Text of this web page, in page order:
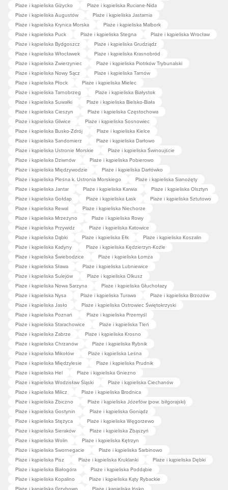
Plaże i kąpieliska Giżycko
Plaże i kąpieliska Ruciane-Nida
Plaże i kąpieliska Augustów
Plaże i kąpieliska Jastarnia
Plaże i kąpieliska Krynica Morska
Plaże i kąpieliska Malbork
Plaże i kąpieliska Puck
Plaże i kąpieliska Stegna
Plaże i kąpieliska Wrocław
Plaże i kąpieliska Bydgoszcz
Plaże i kąpieliska Grudziądz
Plaże i kąpieliska Włocławek
Plaże i kąpieliska Krasnobród
Plaże i kąpieliska Zwierzyniec
Plaże i kąpieliska Piotrków Trybunalski
Plaże i kąpieliska Nowy Sącz
Plaże i kąpieliska Tarnów
Plaże i kąpieliska Płock
Plaże i kąpieliska Mielec
Plaże i kąpieliska Tarnobrzeg
Plaże i kąpieliska Białystok
Plaże i kąpieliska Suwałki
Plaże i kąpieliska Bielsko-Biała
Plaże i kąpieliska Cieszyn
Plaże i kąpieliska Częstochowa
Plaże i kąpieliska Gliwice
Plaże i kąpieliska Sosnowiec
Plaże i kąpieliska Busko-Zdrój
Plaże i kąpieliska Kielce
Plaże i kąpieliska Sandomierz
Plaże i kąpieliska Darłowo
Plaże i kąpieliska Ustronie Morskie
Plaże i kąpieliska Świnoujście
Plaże i kąpieliska Dziwnów
Plaże i kąpieliska Pobierowo
Plaże i kąpieliska Międzywodzie
Plaże i kąpieliska Darłówko
Plaże i kąpieliska Pleśna k. Ustronia Morskiego
Plaże i kąpieliska Sianożęty
Plaże i kąpieliska Jantar
Plaże i kąpieliska Karwia
Plaże i kąpieliska Olsztyn
Plaże i kąpieliska Gołdap
Plaże i kąpieliska Łask
Plaże i kąpieliska Sztutowo
Plaże i kąpieliska Rewal
Plaże i kąpieliska Niechorze
Plaże i kąpieliska Mrzeżyno
Plaże i kąpieliska Rowy
Plaże i kąpieliska Przywidz
Plaże i kąpieliska Katowice
Plaże i kąpieliska Dąbki
Plaże i kąpieliska Ełk
Plaże i kąpieliska Koszalin
Plaże i kąpieliska Kadyny
Plaże i kąpieliska Kędzierzyn-Koźle
Plaże i kąpieliska Świebodzice
Plaże i kąpieliska Łomża
Plaże i kąpieliska Sława
Plaże i kąpieliska Lubniewice
Plaże i kąpieliska Sulejów
Plaże i kąpieliska Olkusz
Plaże i kąpieliska Nowa Sarzyna
Plaże i kąpieliska Głuchołazy
Plaże i kąpieliska Nysa
Plaże i kąpieliska Turawa
Plaże i kąpieliska Brzozów
Plaże i kąpieliska Jasło
Plaże i kąpieliska Ostrowiec Świętokrzyski
Plaże i kąpieliska Poznań
Plaże i kąpieliska Przemyśl
Plaże i kąpieliska Starachowice
Plaże i kąpieliska Tleń
Plaże i kąpieliska Zabrze
Plaże i kąpieliska Krosno
Plaże i kąpieliska Chrzanów
Plaże i kąpieliska Rybnik
Plaże i kąpieliska Mikołów
Plaże i kąpieliska Leśna
Plaże i kąpieliska Międzylesie
Plaże i kąpieliska Prudnik
Plaże i kąpieliska Hel
Plaże i kąpieliska Gniezno
Plaże i kąpieliska Wodzisław Śląski
Plaże i kąpieliska Ciechanów
Plaże i kąpieliska Milicz
Plaże i kąpieliska Brodnica
Plaże i kąpieliska Zbiczno
Plaże i kąpieliska Józefów (pow. biłgorajski)
Plaże i kąpieliska Gostynin
Plaże i kąpieliska Goniądz
Plaże i kąpieliska Stężyca
Plaże i kąpieliska Węgorzewo
Plaże i kąpieliska Sieraków
Plaże i kąpieliska Zbąszyń
Plaże i kąpieliska Wolin
Plaże i kąpieliska Kętrzyn
Plaże i kąpieliska Swornegacie
Plaże i kąpieliska Sarbinowo
Plaże i kąpieliska Pisz
Plaże i kąpieliska Kruklanki
Plaże i kąpieliska Dębki
Plaże i kąpieliska Białogóra
Plaże i kąpieliska Poddąbie
Plaże i kąpieliska Kopalino
Plaże i kąpieliska Kąty Rybackie
Plaże i kąpieliska Grzybowo
Plaże i kąpieliska Ińsko